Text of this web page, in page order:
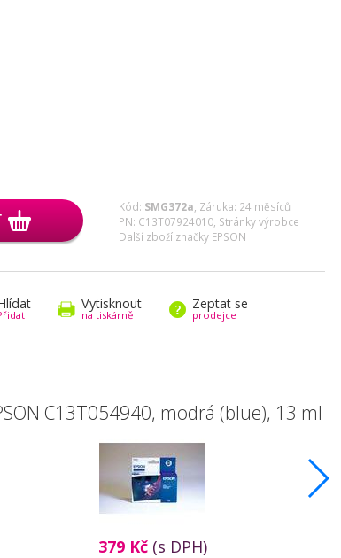
Kód: SMG372a Záruka: 24 měsíců
PN: C13T07924010, Stránky výrobce
Další zboží značky EPSON
Vytisknout
na tiskárně
Zeptat se
prodejce
C13T054940, modrá (blue), 13 ml
379 Kč(s DPH)